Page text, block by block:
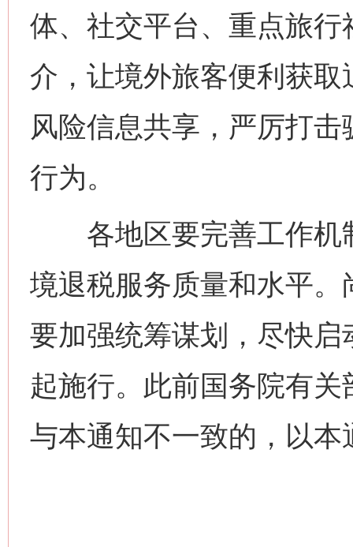
体、社交平台、重点旅
介，让境外旅客便利获
风险信息共享，严厉打
行为。
各地区要完善工作机
境退税服务质量和水平
要加强统筹谋划，尽快
起施行。此前国务院有
与本通知不一致的，以本